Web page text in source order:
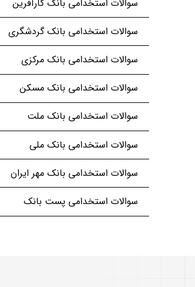
سوالات استخدامی بانک کارآفرین
سوالات استخدامی بانک گردشگری
سوالات استخدامی بانک مرکزی
سوالات استخدامی بانک مسکن
سوالات استخدامی بانک ملت
سوالات استخدامی بانک ملی
سوالات استخدامی بانک مهر ایران
سوالات استخدامی پست بانک